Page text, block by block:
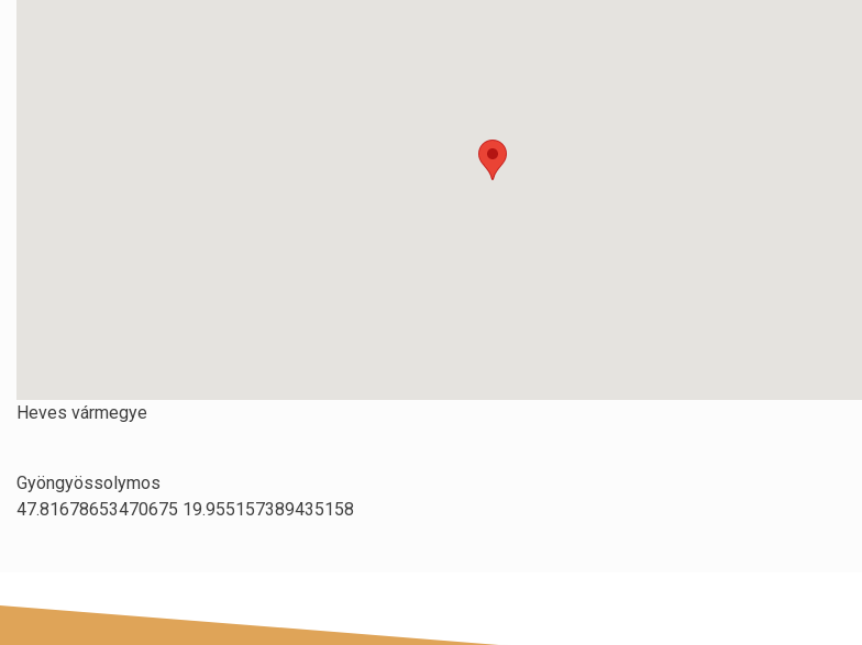
Heves vármegye
Gyöngyössolymos
47.81678653470675 19.955157389435158